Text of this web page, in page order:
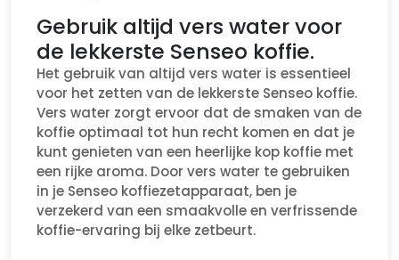
Gebruik altijd vers water voor
de lekkerste Senseo koffie.
Het gebruik van altijd vers water is essentieel
voor het zetten van de lekkerste Senseo koffie.
Vers water zorgt ervoor dat de smaken van de
koffie optimaal tot hun recht komen en dat je
kunt genieten van een heerlijke kop koffie met
een rijke aroma. Door vers water te gebruiken
in je Senseo koffiezetapparaat, ben je
verzekerd van een smaakvolle en verfrissende
koffie-ervaring bij elke zetbeurt.